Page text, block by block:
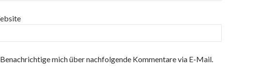
Benachrichtige mich über nachfolgende Kommentare via E-Mail.